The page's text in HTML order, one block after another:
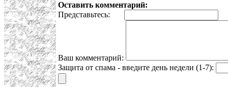
Оставить комментарий:
Представьтесь:
Ваш комментарий:
Защита от спама - введите день недели (1-7):